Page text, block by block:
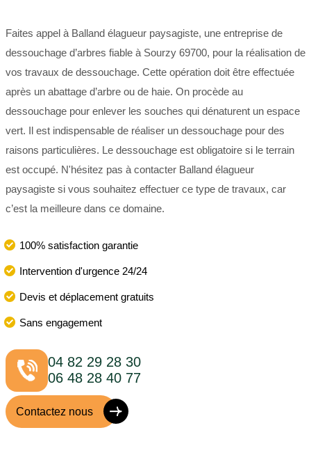
Faites appel à Balland élagueur paysagiste, une entreprise de
dessouchage d’arbres fiable à Sourzy 69700, pour la réalisation de
vos travaux de dessouchage. Cette opération doit être effectuée
après un abattage d’arbre ou de haie. On procède au
dessouchage pour enlever les souches qui dénaturent un espace
vert. Il est indispensable de réaliser un dessouchage pour des
raisons particulières. Le dessouchage est obligatoire si le terrain
est occupé. N'hésitez pas à contacter Balland élagueur
paysagiste si vous souhaitez effectuer ce type de travaux, car
c’est la meilleure dans ce domaine.
100% satisfaction garantie
Intervention d'urgence 24/24
Devis et déplacement gratuits
Sans engagement
04 82 29 28 30
06 48 28 40 77
Contactez nous